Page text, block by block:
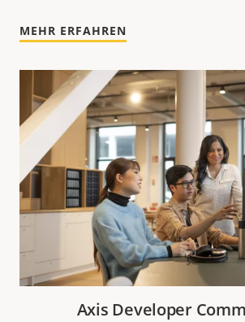
MEHR ERFAHREN
Axis Developer